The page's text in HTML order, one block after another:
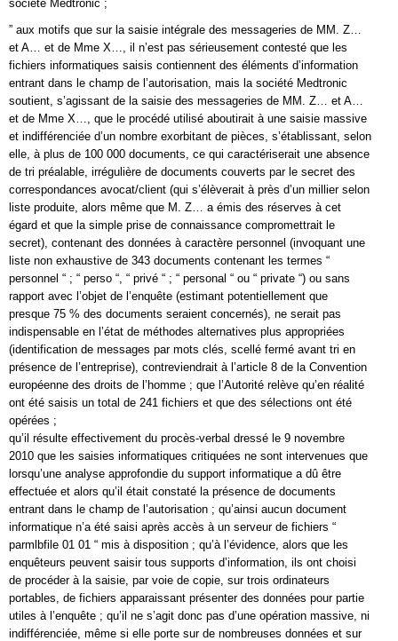
société Medtronic ;
” aux motifs que sur la saisie intégrale des messageries de MM. Z…
et A… et de Mme X…, il n’est pas sérieusement contesté que les
fichiers informatiques saisis contiennent des éléments d’information
entrant dans le champ de l’autorisation, mais la société Medtronic
soutient, s’agissant de la saisie des messageries de MM. Z… et A…
et de Mme X…, que le procédé utilisé aboutirait à une saisie massive
et indifférenciée d’un nombre exorbitant de pièces, s’établissant, selon
elle, à plus de 100 000 documents, ce qui caractériserait une absence
de tri préalable, irrégulière de documents couverts par le secret des
correspondances avocat/client (qui s’élèverait à près d’un millier selon
liste produite, alors même que M. Z… a émis des réserves à cet
égard et que la simple prise de connaissance compromettrait le
secret), contenant des données à caractère personnel (invoquant une
liste non exhaustive de 343 documents contenant les termes “
personnel “ ; “ perso “, “ privé “ ; “ personal “ ou “ private “) ou sans
rapport avec l’objet de l’enquête (estimant potentiellement que
presque 75 % des documents seraient concernés), ne serait pas
indispensable en l’état de méthodes alternatives plus appropriées
(identification de messages par mots clés, scellé fermé avant tri en
présence de l’entreprise), contreviendrait à l’article 8 de la Convention
européenne des droits de l’homme ; que l’Autorité relève qu’en réalité
ont été saisis un total de 241 fichiers et que des sélections ont été
opérées ;
qu’il résulte effectivement du procès-verbal dressé le 9 novembre
2010 que les saisies informatiques critiquées ne sont intervenues que
lorsqu’une analyse approfondie du support informatique a dû être
effectuée et alors qu’il était constaté la présence de documents
entrant dans le champ de l’autorisation ; qu’ainsi aucun document
informatique n’a été saisi après accès à un serveur de fichiers “
parmlbfile 01 01 “ mis à disposition ; qu’à l’évidence, alors que les
enquêteurs peuvent saisir tous supports d’information, ils ont choisi
de procéder à la saisie, par voie de copie, sur trois ordinateurs
portables, de fichiers apparaissant présenter des données pour partie
utiles à l’enquête ; qu’il ne s’agit donc pas d’une opération massive, ni
indifférenciée, même si elle porte sur de nombreuses données et sur